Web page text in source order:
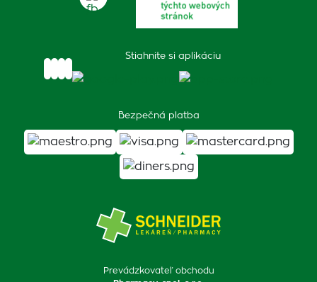
Prevádzkovateľ obchodu
Stiahnite si aplikáciu
Bezpečná platba